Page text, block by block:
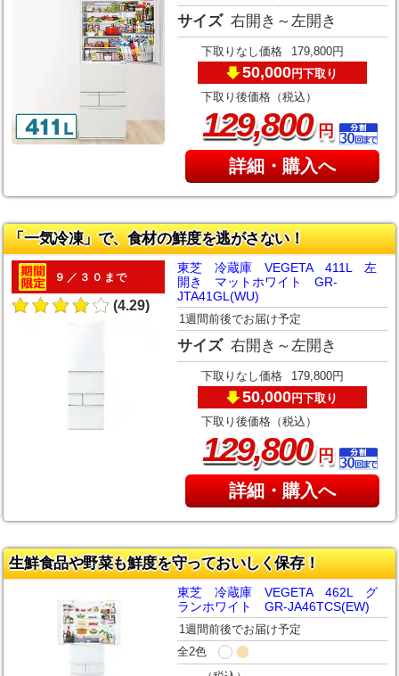
サイズ 右開き～左開き
下取りなし価格 179,800円
50,000円下取り
下取り後価格（税込）
129,800円
詳細・購入へ
「一気冷凍」で、食材の鮮度を逃がさない！
９／３０まで
(4.29)
東芝 冷蔵庫 VEGETA 411L 左
開き マットホワイト GR-
JTA41GL(WU)
1週間前後でお届け予定
サイズ 右開き～左開き
下取りなし価格 179,800円
50,000円下取り
下取り後価格（税込）
129,800円
詳細・購入へ
生鮮食品や野菜も鮮度を守っておいしく保存！
東芝 冷蔵庫 VEGETA 462L グ
ランホワイト GR-JA46TCS(EW)
1週間前後でお届け予定
全2色